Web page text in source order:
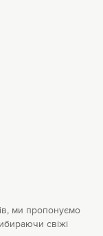
ми пропонуємо
свіжі